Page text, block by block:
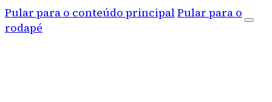
Pular para o conteúdo principalPular para o
rodapé